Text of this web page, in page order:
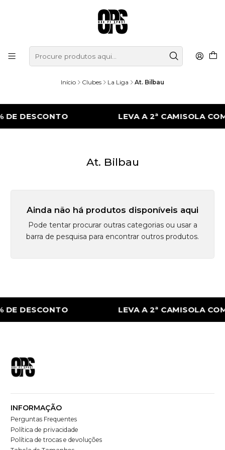
Início Clubes La Liga At. Bilbau
DESCONTO LEVA A 2ª CAMISOLA
At. Bilbau
Ainda não há produtos disponíveis aqui
Pode tentar procurar outras categorias ou usar a
barra de pesquisa para encontrar outros produtos.
DESCONTO LEVA A 2ª CAMISOLA
INFORMAÇÃO
Perguntas Frequentes
Política de privacidade
Política de trocas e devoluções